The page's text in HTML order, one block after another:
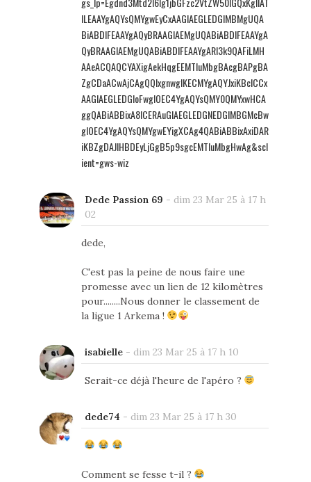
ILEAAYgAQYsQMYgwEyCxAAGIAEGLEDGIMBMgUQA
BiABDIFEAAYgAQyBRAAGIAEMgUQABiABDIFEAAYgA
QyBRAAGIAEMgUQABiABDIFEAAYgARI3k9QAFiLMH
AAeACQAQCYAXigAekHqgEEMTIuMbgBAcgBAPgBA
ZgCDaACwAjCAgQQIxgnwgIKECMYgAQYJxiKBcICCx
AAGIAEGLEDGIoFwgIOEC4YgAQYsQMY0QMYxwHCA
ggQABiABBixA8ICERAuGIAEGLEDGNEDGIMBGMcBw
gIOEC4YgAQYsQMYgwEYigXCAg4QABiABBixAxiDAR
iKBZgDAJIHBDEyLjGgB5p9sgcEMTIuMbgHwAg&scl
ient=gws-wiz
Dede Passion 69 - dim 23 Mar 25 à 17 h
02
dede,
C'est pas la peine de nous faire une
promesse avec un lien de 12 kilomètres
pour........Nous donner le classement de
la ligue 1 Arkema !
isabielle- dim 23 Mar 25 à 17 h 10
Serait-ce déjà l'heure de l'apéro ?
dede74 - dim 23 Mar 25 à 17 h 30
Comment se fesse t-il ?